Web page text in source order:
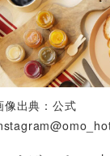
像出典：公式